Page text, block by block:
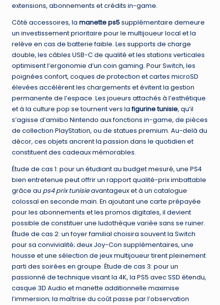
extensions, abonnements et crédits in-game.
Côté accessoires, la manette ps5supplémentaire demeure
un investissement prioritaire pour le multijoueur local et la
relève en cas de batterie faible. Les supports de charge
double, les câbles USB-C de qualité et les stations verticales
optimisent l’ergonomie d’un coin gaming. Pour Switch, les
poignées confort, coques de protection et cartes microSD
élevées accélèrent les chargements et évitent la gestion
permanente de l’espace. Les joueurs attachés à l’esthétique
et à la culture pop se tournent vers lafigurine tunisie, qu’il
s’agisse d’amiibo Nintendo aux fonctions in-game, de pièces
de collection PlayStation, ou de statues premium. Au-delà du
décor, ces objets ancrent la passion dans le quotidien et
constituent des cadeaux mémorables.
Étude de cas 1: pour un étudiant au budget mesuré, une PS4
bien entretenue peut offrir un rapport qualité-prix imbattable
grâce au ps4 prix tunisieavantageux et à un catalogue
colossal en seconde main. En ajoutant une carte prépayée
pour les abonnements et les promos digitales, il devient
possible de constituer une ludothèque variée sans se ruiner.
Étude de cas 2: un foyer familial choisira souvent la Switch
pour sa convivialité; deux Joy-Con supplémentaires, une
housse et une sélection de jeux multijoueur tirent pleinement
parti des soirées en groupe. Étude de cas 3: pour un
passionné de technique visant la 4K, la PS5 avec SSD étendu,
casque 3D Audio et manette additionnelle maximise
l’immersion; la maîtrise du coût passe par l’observation